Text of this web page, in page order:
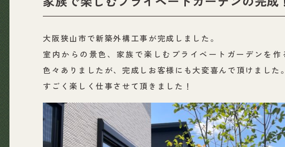
大阪狭山市で新築外構工事が完成しました。
室内からの景色、家族で楽しむプライベートガーデンを作
色々ありましたが、完成しお客様にも大変喜んで頂けました。
すごく楽しく仕事させて頂きました！